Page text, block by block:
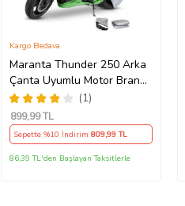
Maranta Thunder 250 Arka
Çanta Uyumlu Motor Branda
Örtü Miflonlu Premium 4
Mevsim Koruma Gri
(1)
Kargo Bedava
899,99 TL
Sepette %10 İndirim 809,99 TL
86,39 TL'den Başlayan Taksitlerle